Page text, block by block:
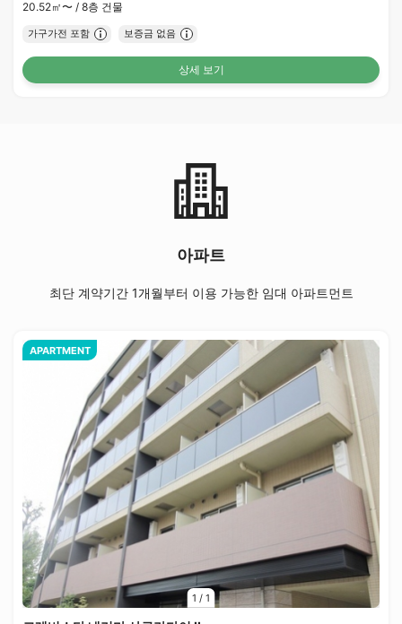
20.52㎡〜 / 8층 건물
가구가전 포함 보증금 없음
상세 보기
아파트
최단 계약기간 1개월부터 이용 가능한 임대 아파트먼트
1 / 1
APARTMENT